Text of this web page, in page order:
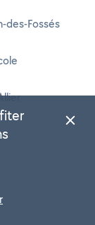
des-Fossés